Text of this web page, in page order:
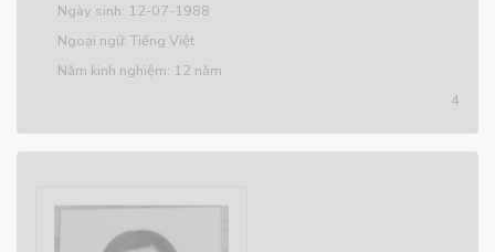
Ngày sinh: 12-07-1988
Ngoại ngữ: Tiếng Việt
Năm kinh nghiệm: 12 năm
4